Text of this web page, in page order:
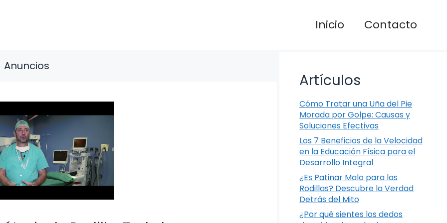
Inicio Contacto
Anuncios
Artículos
Cómo Tratar una Uña del Pie
Morada por Golpe: Causas y
Soluciones Efectivas
Los 7 Beneficios de la Velocidad
en la Educación Física para el
Desarrollo Integral
¿Es Patinar Malo para las
Rodillas? Descubre la Verdad
Detrás del Mito
¿Por qué sientes los dedos